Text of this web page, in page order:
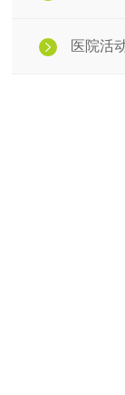
医院活